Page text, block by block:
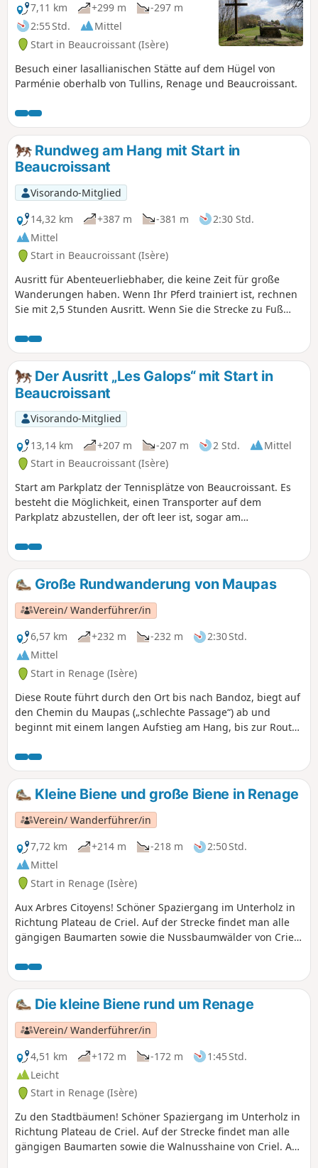
7,11 km
+299 m
-297 m
2:55 Std.
Mittel
Start in Beaucroissant (Isère)
Besuch einer lasallianischen Stätte auf dem Hügel von
Parménie oberhalb von Tullins, Renage und Beaucroissant.
Rundweg am Hang mit Start in
Beaucroissant
Visorando-Mitglied
14,32 km
+387 m -381 m
2:30 Std.
Mittel
Start in Beaucroissant (Isère)
Ausritt für Abenteuerliebhaber, die keine Zeit für große
Wanderungen haben. Wenn Ihr Pferd trainiert ist, rechnen
Sie mit 2,5 Stunden Ausritt. Wenn Sie die Strecke zu Fuß
Der Ausritt „Les Galops“ mit Start in
Beaucroissant
Visorando-Mitglied
13,14 km
+207 m -207 m 2 Std.
Mittel
Start in Beaucroissant (Isère)
Start am Parkplatz der Tennisplätze von Beaucroissant. Es
besteht die Möglichkeit, einen Transporter auf dem
Parkplatz abzustellen, der oft leer ist, sogar am
Stunden oder einem gemütlichen Spaziergang von 3
Stunden.
Große Rundwanderung von Maupas
Verein/ Wanderführer/in
6,57 km
+232 m -232 m
2:30 Std.
Mittel
Start in Renage (Isère)
Diese Route führt durch den Ort bis nach Bandoz, biegt auf
den Chemin du Maupas („schlechte Passage“) ab und
beginnt mit einem langen Aufstieg am Hang, bis zur Route
Aufstieg steigt steil an, bis zu einer Scheune (Abkürzung
rechts möglich) und dann weiter bis zum höchsten Punkt
auf dem Hügel von Parménie. Der Weg führt anschließend
durch das Unterholz hinunter nach Beaucroissant und
kehrt dann zur Route des Arrons und zum Chemin de la
Bergère zurück. Der Aufstieg des Couloir wird hier hinunter
bis zur Kirche von Renage geführt.
Kleine Biene und große Biene in Renage
Verein/ Wanderführer/in
7,72 km
+214 m -218 m
2:50 Std.
Mittel
Start in Renage (Isère)
Aux Arbres Citoyens! Schöner Spaziergang im Unterholz in
Richtung Plateau de Criel. Auf der Strecke findet man alle
gängigen Baumarten sowie die Nussbaumwälder von Criel.
Gipfel des Vercors und der Chartreuse.Auf dem Rückweg
veranschaulicht eine Dauerausstellung mit Fotos im
Unterholz den Chemin du Sophora. Der Rückweg führt
dann durch den Parc de l'Ancienne Soierie mit seinen
bemerkenswerten Bäumen und weiter zum Waschhaus des
Amours, wo die Weberinnen ihre Wäsche wuschen und
vielleicht ihren Seelenverwandten trafen.
Die kleine Biene rund um Renage
Verein/ Wanderführer/in
4,51 km
+172 m -172 m
1:45 Std.
Leicht
Start in Renage (Isère)
Zu den Stadtbäumen! Schöner Spaziergang im Unterholz in
Richtung Plateau de Criel. Auf der Strecke findet man alle
gängigen Baumarten sowie die Walnusshaine von Criel. Auf